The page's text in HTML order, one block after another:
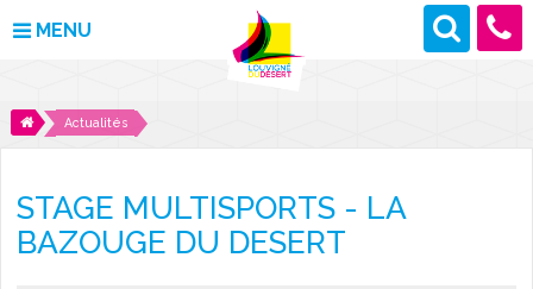
MENU
MAIRIE
DÉCOUVRIR LOUVIGNÉ
Actualités
STAGE MULTISPORTS - LA
BAZOUGE DU DESERT